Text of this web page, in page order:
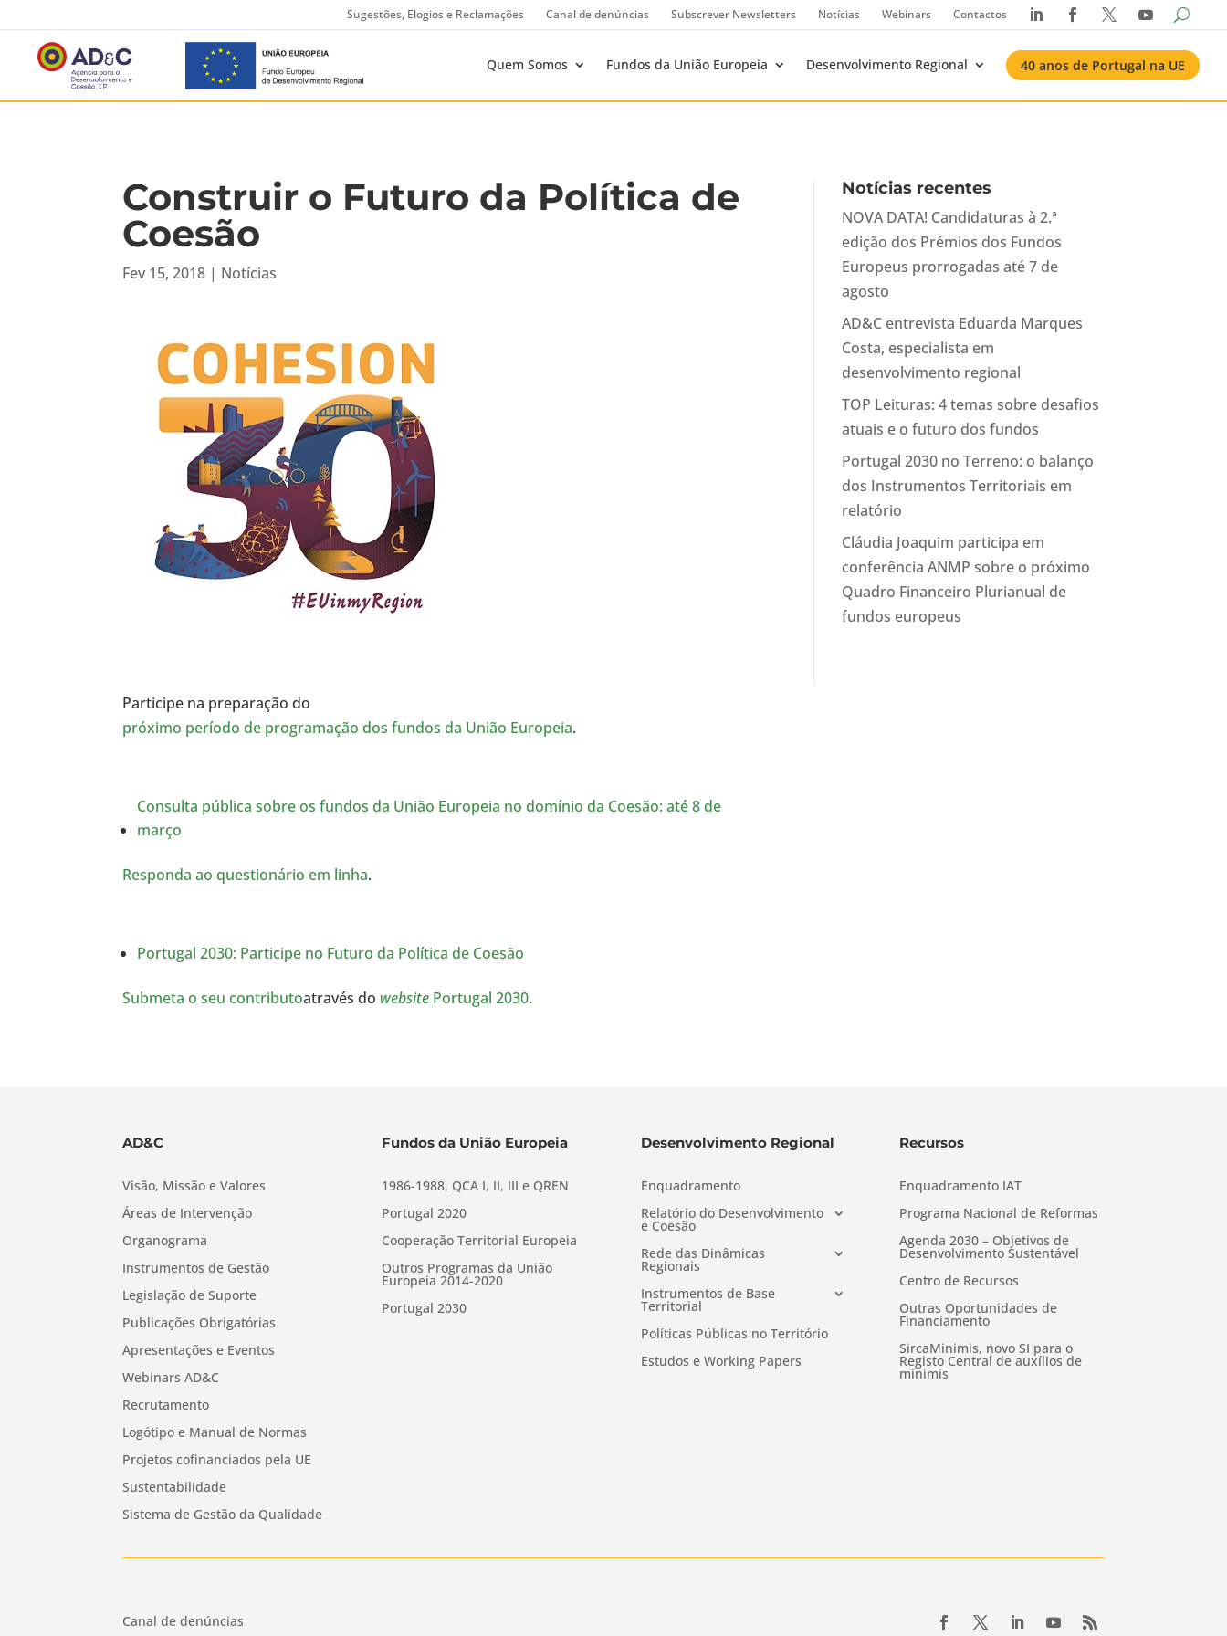
Sugestões, Elogios e Reclamações Canal de denúncias Subscrever Newsletters Notícias Webinars Contactos    
Quem Somos Fundos da União Europeia Desenvolvimento Regional 40 anos de Portugal na UE
Construir o Futuro da Política de
Coesão
Fev 15, 2018 | Notícias
Participe na preparação do
próximo período de programação dos fundos da União Europeia.
Consulta pública sobre os fundos da União Europeia no domínio da Coesão: até 8 de
março
Responda ao questionário em linha.
Portugal 2030: Participe no Futuro da Política de Coesão
Submeta o seu contributoatravés do website Portugal 2030.
Notícias recentes
NOVA DATA! Candidaturas à 2.ª
edição dos Prémios dos Fundos
Europeus prorrogadas até 7 de
agosto
AD&C entrevista Eduarda Marques
Costa, especialista em
desenvolvimento regional
TOP Leituras: 4 temas sobre desafios
atuais e o futuro dos fundos
Portugal 2030 no Terreno: o balanço
dos Instrumentos Territoriais em
relatório
Cláudia Joaquim participa em
conferência ANMP sobre o próximo
Quadro Financeiro Plurianual de
fundos europeus
AD&C
Visão, Missão e Valores
Áreas de Intervenção
Organograma
Instrumentos de Gestão
Legislação de Suporte
Publicações Obrigatórias
Apresentações e Eventos
Webinars AD&C
Recrutamento
Logótipo e Manual de Normas
Projetos cofinanciados pela UE
Sustentabilidade
Sistema de Gestão da Qualidade
Fundos da União Europeia
1986-1988, QCA I, II, III e QREN
Portugal 2020
Cooperação Territorial Europeia
Outros Programas da União
Europeia 2014-2020
Portugal 2030
Desenvolvimento Regional
Enquadramento
Relatório do Desenvolvimento
e Coesão
Rede das Dinâmicas
Regionais
Instrumentos de Base
Territorial
Políticas Públicas no Território
Estudos e Working Papers
Recursos
Enquadramento IAT
Programa Nacional de Reformas
Agenda 2030 – Objetivos de
Desenvolvimento Sustentável
Centro de Recursos
Outras Oportunidades de
Financiamento
SircaMinimis, novo SI para o
Registo Central de auxílios de
minimis
Canal de denúncias